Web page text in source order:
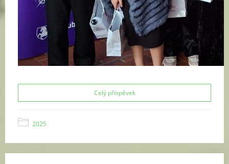
Celý příspěvek
2025